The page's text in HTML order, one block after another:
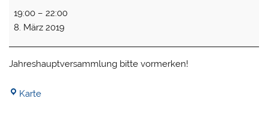
19:00 –22:00
8. März 2019
Jahreshauptversammlung bitte vormerken!
KarteTennisanlage